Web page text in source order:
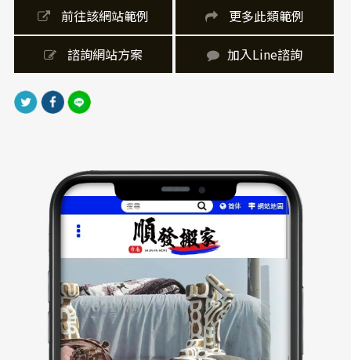
Banner首頁圖選用搬運場景的動態照片，傳遞品牌實
視覺記憶點。圖片中的人物與搬家物件成為視覺主體，
創造故事感並拉近與使用者的距離。
｜網站製作，技術細節
Google地圖、LINE＠連結等行動功能，提升聯絡與互
動效率。
前往該網站範例 更多此類範例
諮詢網站方案 加入Line諮詢